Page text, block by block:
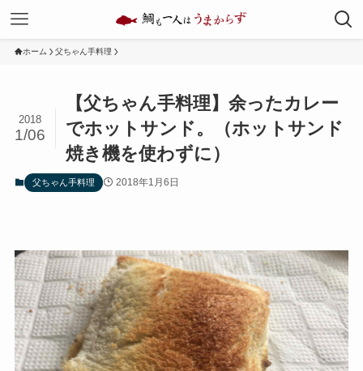
ホーム 父ちゃん手料理
【父ちゃん手料理】余ったカレー
でホットサンド。（ホットサンド
焼き機を使わずに）
2018
1/06
父ちゃん手料理 2018年1月6日